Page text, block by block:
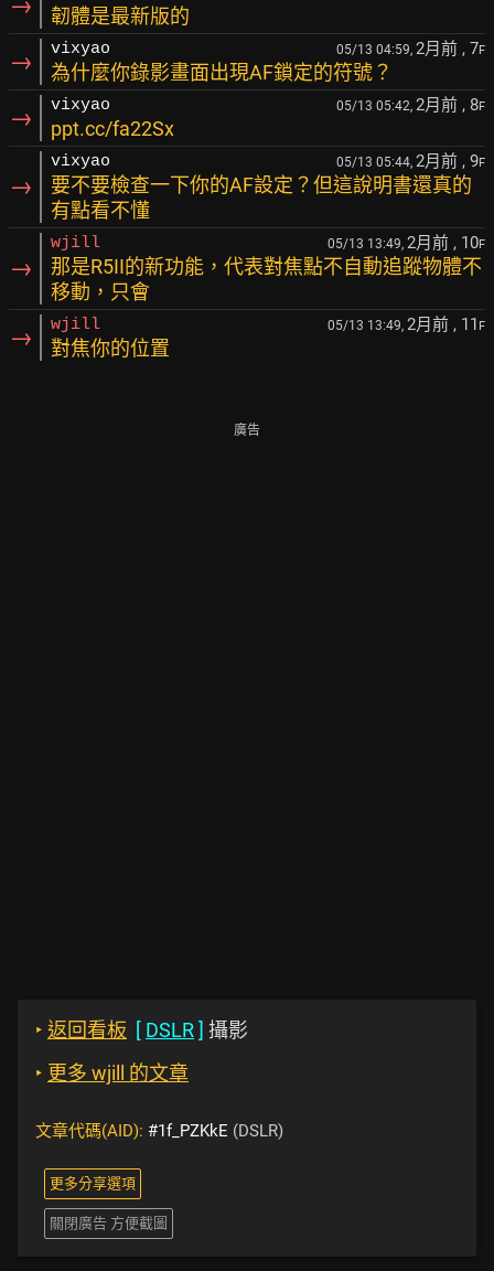
韌體是最新版的
→ vixyao 05/13 04:59, 2月前 , 7F
為什麼你錄影畫面出現AF鎖定的符號？
→ vixyao 05/13 05:42, 2月前 , 8F
ppt.cc/fa22Sx
→
vixyao 05/13 05:44, 2月前 , 9F
要不要檢查一下你的AF設定？但這說明書還真的
有點看不懂
→
wjill 05/13 13:49, 2月前 , 10F
那是R5II的新功能，代表對焦點不自動追蹤物體不
移動，只會
→ wjill 05/13 13:49, 2月前 , 11 F
對焦你的位置
廣告
‣ 返回看板 [ DSLR] 攝影
‣ 更多 wjill 的文章
文章代碼(AID): #1f_PZKkE (DSLR)
更多分享選項
關閉廣告 方便截圖